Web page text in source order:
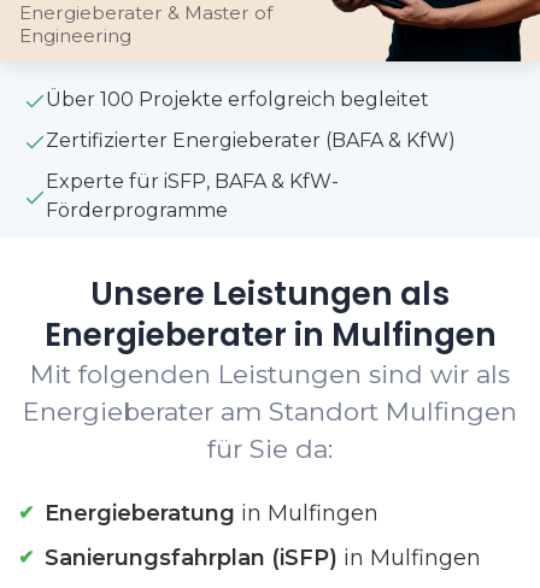
Energieberater & Master of
Engineering
Über 100 Projekte erfolgreich begleitet
Zertifizierter Energieberater (BAFA & KfW)
Experte für iSFP, BAFA & KfW-
Förderprogramme
Unsere Leistungen als
Energieberater in Mulfingen
Mit folgenden Leistungen sind wir als
Energieberater am Standort Mulfingen
für Sie da:
Energieberatung in Mulfingen
Sanierungsfahrplan (iSFP) in Mulfingen